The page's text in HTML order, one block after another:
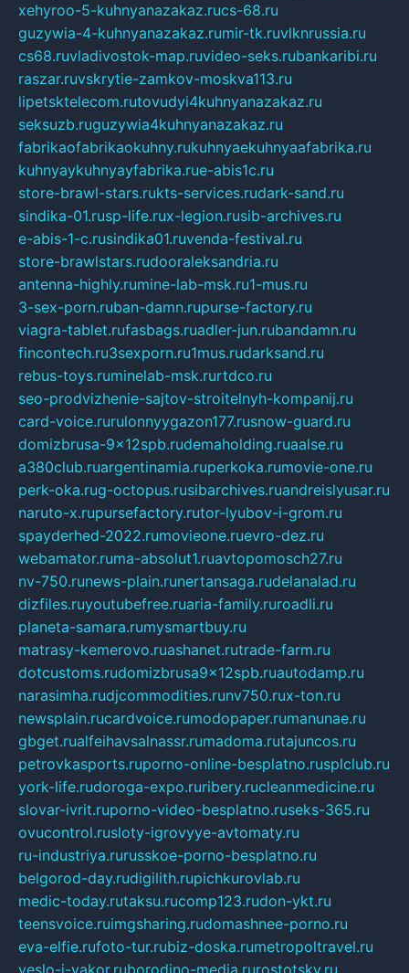
xehyroo-5-kuhnyanazakaz.rucs-68.ru
guzywia-4-kuhnyanazakaz.rumir-tk.ruvlknrussia.ru
cs68.ruvladivostok-map.ruvideo-seks.rubankaribi.ru
raszar.ruvskrytie-zamkov-moskva113.ru
lipetsktelecom.rutovudyi4kuhnyanazakaz.ru
seksuzb.ruguzywia4kuhnyanazakaz.ru
fabrikaofabrikaokuhny.rukuhnyaekuhnyaafabrika.ru
kuhnyaykuhnyayfabrika.rue-abis1c.ru
store-brawl-stars.rukts-services.rudark-sand.ru
sindika-01.rusp-life.rux-legion.rusib-archives.ru
e-abis-1-c.rusindika01.ruvenda-festival.ru
store-brawlstars.rudooraleksandria.ru
antenna-highly.rumine-lab-msk.ru1-mus.ru
3-sex-porn.ruban-damn.rupurse-factory.ru
viagra-tablet.rufasbags.ruadler-jun.rubandamn.ru
fincontech.ru3sexporn.ru1mus.rudarksand.ru
rebus-toys.ruminelab-msk.rurtdco.ru
seo-prodvizhenie-sajtov-stroitelnyh-kompanij.ru
card-voice.rurulonnyygazon177.rusnow-guard.ru
domizbrusa-9x12spb.rudemaholding.ruaalse.ru
a380club.ruargentinamia.ruperkoka.rumovie-one.ru
perk-oka.rug-octopus.rusibarchives.ruandreislyusar.ru
naruto-x.rupursefactory.rutor-lyubov-i-grom.ru
spayderhed-2022.rumovieone.ruevro-dez.ru
webamator.ruma-absolut1.ruavtopomosch27.ru
nv-750.runews-plain.runertansaga.rudelanalad.ru
dizfiles.ruyoutubefree.ruaria-family.ruroadli.ru
planeta-samara.rumysmartbuy.ru
matrasy-kemerovo.ruashanet.rutrade-farm.ru
dotcustoms.rudomizbrusa9x12spb.ruautodamp.ru
narasimha.rudjcommodities.runv750.rux-ton.ru
newsplain.rucardvoice.rumodopaper.rumanunae.ru
gbget.rualfeihavsalnassr.rumadoma.rutajuncos.ru
petrovkasports.ruporno-online-besplatno.rusplclub.ru
york-life.rudoroga-expo.ruribery.rucleanmedicine.ru
slovar-ivrit.ruporno-video-besplatno.ruseks-365.ru
ovucontrol.rusloty-igrovyye-avtomaty.ru
ru-industriya.rurusskoe-porno-besplatno.ru
belgorod-day.rudigilith.rupichkurovlab.ru
medic-today.rutaksu.rucomp123.rudon-ykt.ru
teensvoice.ruimgsharing.rudomashnee-porno.ru
eva-elfie.rufoto-tur.rubiz-doska.rumetropoltravel.ru
veslo-i-yakor.ruborodino-media.rurostotsky.ru